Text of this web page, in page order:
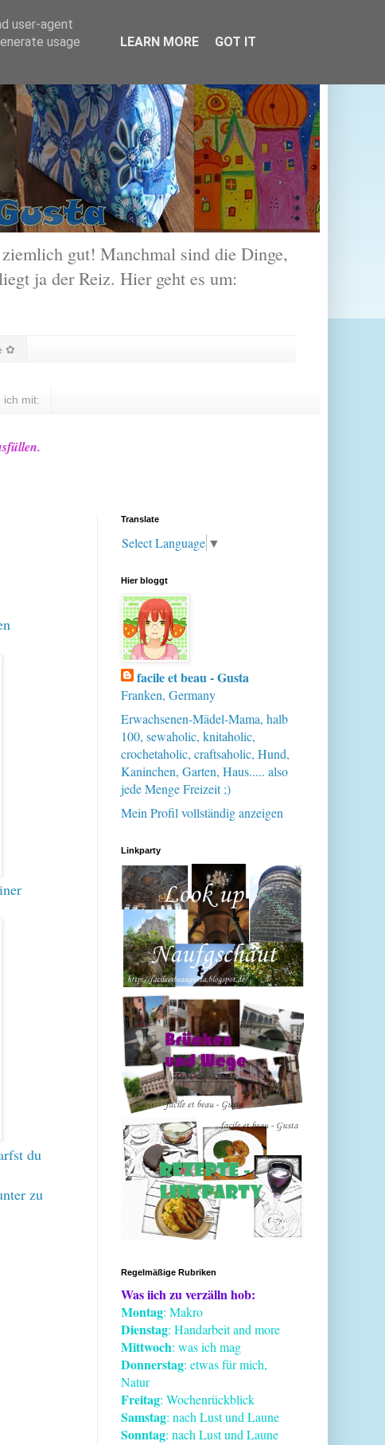
gut! Manchmal sind die Dinge,
ja der Reiz. Hier geht es um:
✿
ich mit:
du
zu
Translate
Select Language ▼
Hier bloggt
facile et beau - Gusta
Franken, Germany
Erwachsenen-Mädel-Mama, halb
100, sewaholic, knitaholic,
crochetaholic, craftsaholic, Hund,
Kaninchen, Garten, Haus..... also
jede Menge Freizeit ;)
Mein Profil vollständig anzeigen
Linkparty
Regelmäßige Rubriken
Was iich zu verzälln hob:
Montag: Makro
Dienstag: Handarbeit and more
Mittwoch: was ich mag
Donnerstag: etwas für mich,
Natur
Freitag: Wochenrückblick
Samstag: nach Lust und Laune
Sonntag: nach Lust und Laune
user-agent
usage
LEARN MORE GOT IT